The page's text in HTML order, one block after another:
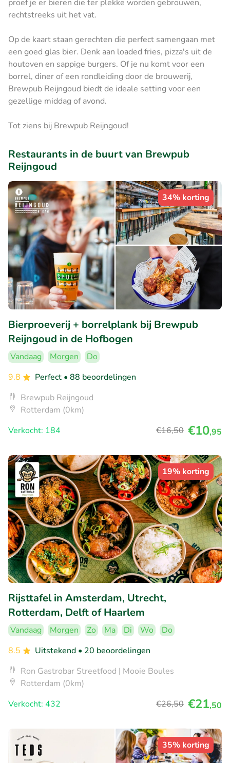
proef je er bieren die ter plekke worden gebrouwen,
rechtstreeks uit het vat.
Op de kaart staan gerechten die perfect samengaan met
een goed glas bier. Denk aan loaded fries, pizza's uit de
houtoven en sappige burgers. Of je nu komt voor een
borrel, diner of een rondleiding door de brouwerij,
Brewpub Reijngoud biedt de ideale setting voor een
gezellige middag of avond.
Tot ziens bij Brewpub Reijngoud!
Restaurants in de buurt van Brewpub
Reijngoud
34% korting
Bierproeverij + borrelplank bij Brewpub
Reijngoud in de Hofbogen
Vandaag Morgen
Do
9.8
Perfect • 88 beoordelingen
Brewpub Reijngoud
Rotterdam (0km)
Verkocht: 184
€16,50 €10,95
19% korting
Rijsttafel in Amsterdam, Utrecht,
Rotterdam, Delft of Haarlem
Vandaag Morgen Zo Ma Di Wo
Do
8.5
Uitstekend • 20 beoordelingen
Ron Gastrobar Streetfood | Mooie Boules
Rotterdam (0km)
Verkocht: 432
€26,50 €21,50
35% korting